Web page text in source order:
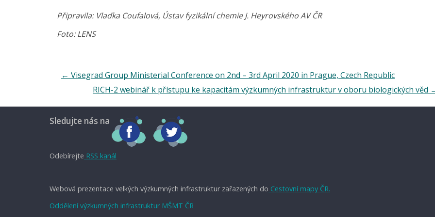
Připravila: Vlaďka Coufalová, Ústav fyzikální chemie J. Heyrovského AV ČR
Foto: LENS
← Visegrad Group Ministerial Conference on 2nd – 3rd April 2020 in Prague, Czech Republic
RICH-2 webinář k přístupu ke kapacitám výzkumných infrastruktur v oboru biologických věd
Sledujte nás na
Odebírejte RSS kanál
Webová prezentace velkých výzkumných infrastruktur zařazených do Cestovní mapy ČR.
Oddělení výzkumných infrastruktur MŠMT ČR